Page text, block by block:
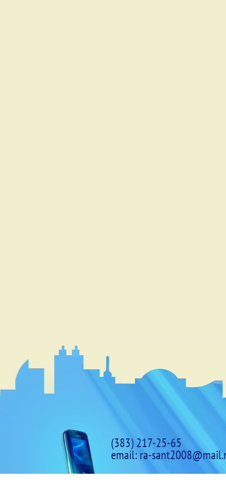
(383) 217-25-65
email:ra-